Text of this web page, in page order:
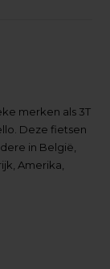
merken als 3T
Deze fietsen
in België,
Amerika,